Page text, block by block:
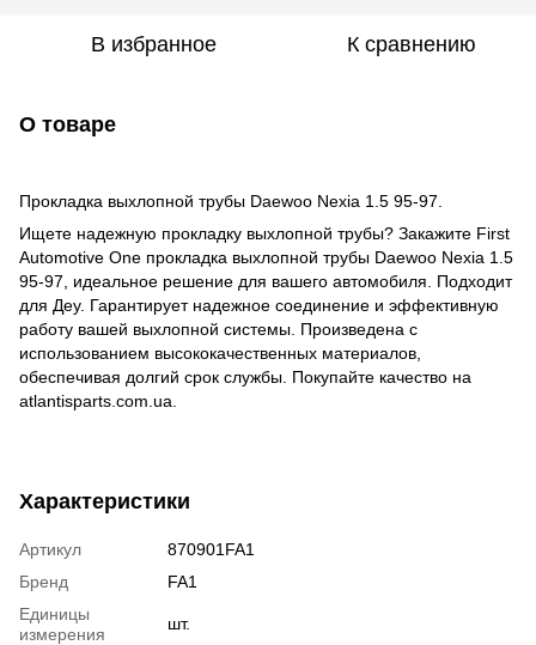
В избранное К сравнению
О товаре
Прокладка выхлопной трубы Daewoo Nexia 1.5 95-97.
Ищете надежную прокладку выхлопной трубы? Закажите First
Automotive One прокладка выхлопной трубы Daewoo Nexia 1.5
95-97, идеальное решение для вашего автомобиля. Подходит
для Деу. Гарантирует надежное соединение и эффективную
работу вашей выхлопной системы. Произведена с
использованием высококачественных материалов,
обеспечивая долгий срок службы. Покупайте качество на
atlantisparts.com.ua.
Характеристики
Артикул
870901FA1
Бренд
FA1
Единицы
измерения
шт.